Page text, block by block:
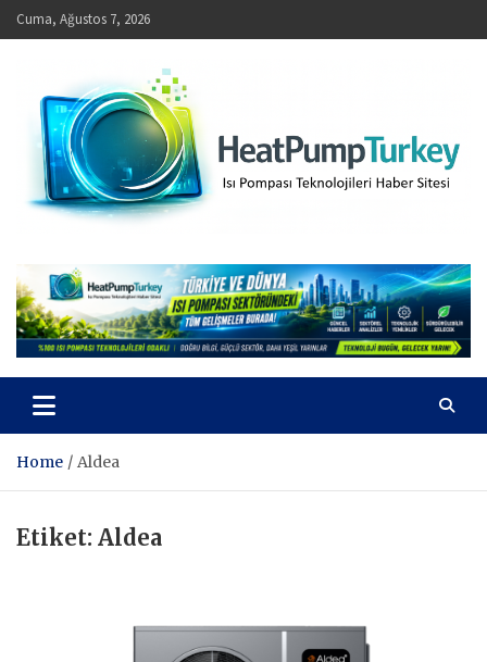
Skip
to
Cuma, Ağustos 7, 2026
Home Aldea
Etiket: Aldea